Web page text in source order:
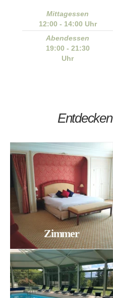
Mittagessen
12:00 - 14:00 Uhr
Abendessen
19:00 - 21:30
Uhr
Entdecken
Zimmer